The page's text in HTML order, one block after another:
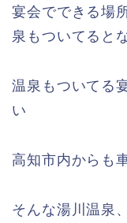
宴会でできる場
泉もついてると
温泉もついてる
い
高知市内からも
そんな湯川温泉